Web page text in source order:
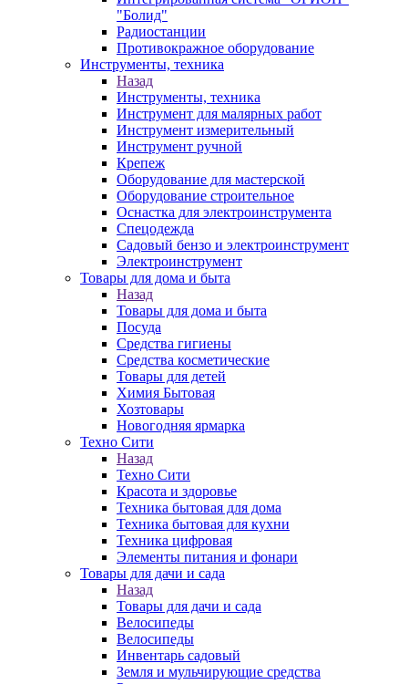
"Болид"
Радиостанции
Противокражное оборудование
Инструменты, техника
Назад
Инструменты, техника
Инструмент для малярных работ
Инструмент измерительный
Инструмент ручной
Крепеж
Оборудование для мастерской
Оборудование строительное
Оснастка для электроинструмента
Спецодежда
Садовый бензо и электроинструмент
Электроинструмент
Товары для дома и быта
Назад
Товары для дома и быта
Посуда
Средства гигиены
Средства косметические
Товары для детей
Химия Бытовая
Хозтовары
Новогодняя ярмарка
Техно Сити
Назад
Техно Сити
Красота и здоровье
Техника бытовая для дома
Техника бытовая для кухни
Техника цифровая
Элементы питания и фонари
Товары для дачи и сада
Назад
Товары для дачи и сада
Велосипеды
Велосипеды
Инвентарь садовый
Земля и мульчирующие средства